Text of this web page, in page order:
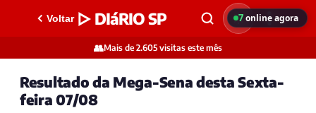
Voltar ▷ DIáRIO SP
👥Mais de 2.605 visitas este mês
Resultado da Mega-Sena desta Sexta-
feira 07/08
7online agora